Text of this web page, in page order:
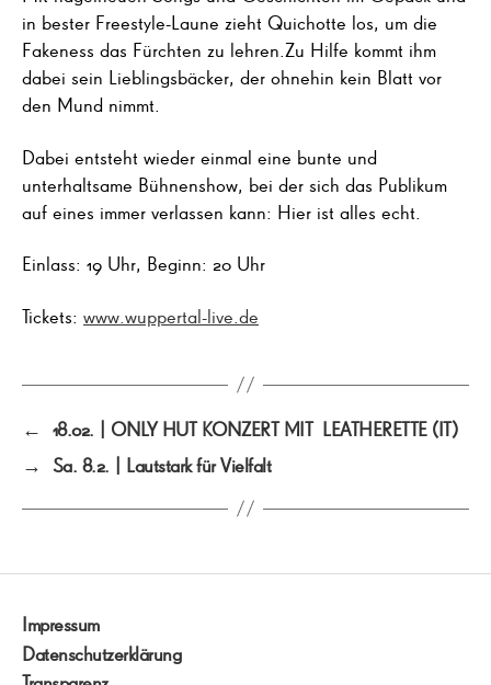
in bester Freestyle-Laune zieht Quichotte los, um die
Fakeness das Fürchten zu lehren.Zu Hilfe kommt ihm
dabei sein Lieblingsbäcker, der ohnehin kein Blatt vor
den Mund nimmt.
Dabei entsteht wieder einmal eine bunte und
unterhaltsame Bühnenshow, bei der sich das Publikum
auf eines immer verlassen kann: Hier ist alles echt.
Einlass: 19 Uhr, Beginn: 20 Uhr
Tickets: www.wuppertal-live.de
← 18.02. | ONLY HUT KONZERT MIT LEATHERETTE (IT)
→ Sa. 8.2. | Lautstark für Vielfalt
Impressum
Datenschutzerklärung